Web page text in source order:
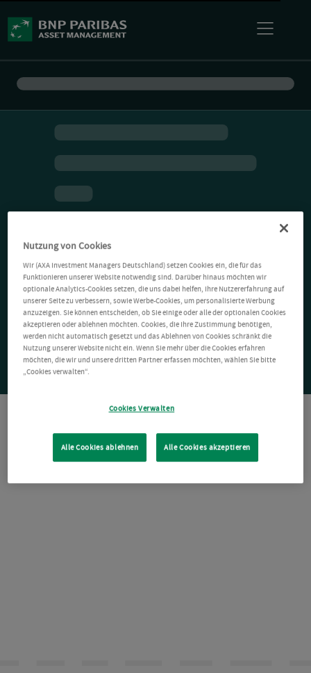
Nutzung von Cookies
Wir (AXA Investment Managers Deutschland) setzen Cookies ein, die für das
Funktionieren unserer Website notwendig sind. Darüber hinaus möchten wir
optionale Analytics-Cookies setzen, die uns dabei helfen, Ihre Nutzererfahrung auf
unserer Seite zu verbessern, sowie Werbe-Cookies, um personalisierte Werbung
anzuzeigen. Sie können entscheiden, ob Sie einige oder alle der optionalen Cookies
akzeptieren oder ablehnen möchten. Cookies, die Ihre Zustimmung benötigen,
werden nicht automatisch gesetzt und das Ablehnen von Cookies schränkt die
Nutzung unserer Website nicht ein. Wenn Sie mehr über die Cookies erfahren
möchten, die wir und unsere dritten Partner erfassen möchten, wählen Sie bitte
„Cookies verwalten“.
Cookies Verwalten
Alle Cookies ablehnen Alle Cookies akzeptieren